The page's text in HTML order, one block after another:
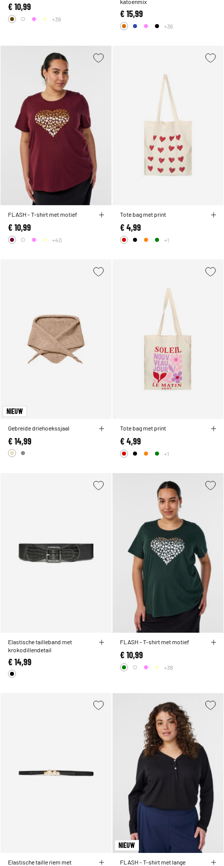
€ 10,99
+38 € 15,99
+36
FLASH - T-shirt met motief
€ 10,99
+40
Tote bag met print
€ 4,99
+1
NIEUW
Gebreide driehoekssjaal
€ 14,99
Tote bag met print
€ 4,99
+1
Elastische tailleband met
krokodillendetail
€ 14,99
FLASH - T-shirt met motief
€ 10,99
+38
Elastische taille riem met
NIEUW
FLASH - T-shirt met lange